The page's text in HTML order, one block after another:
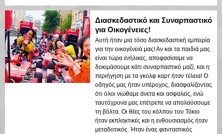
Διασκεδαστικό και Συναρπαστικό
για Οικογένειες!
Αυτή ήταν μια τόσο διασκεδαστική εμπειρία
για την οικογένειά μας! Αν και τα παιδιά μας
είναι τώρα ενήλικες, αποφασίσαμε να
δοκιμάσουμε κάτι συναρπαστικό μαζί, και η
περιήγηση με τα γκολφ καρτ ήταν τέλεια! Ο
οδηγός μας ήταν υπέροχος, διασφαλίζοντας
ότι όλοι νιώθαμε άνετα και ασφαλείς, ενώ
ταυτόχρονα μας επέτρεπε να απολαύσουμε
τη βόλτα. Οι θέες του κόλπου του Τόκιο
ήταν εκπληκτικές και η ενθουσιασμός ήταν
μεταδοτικός. Ήταν ένας φανταστικός